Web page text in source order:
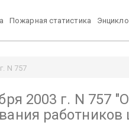
Пожарная статистика
N 757
2003 г. N 757
работников